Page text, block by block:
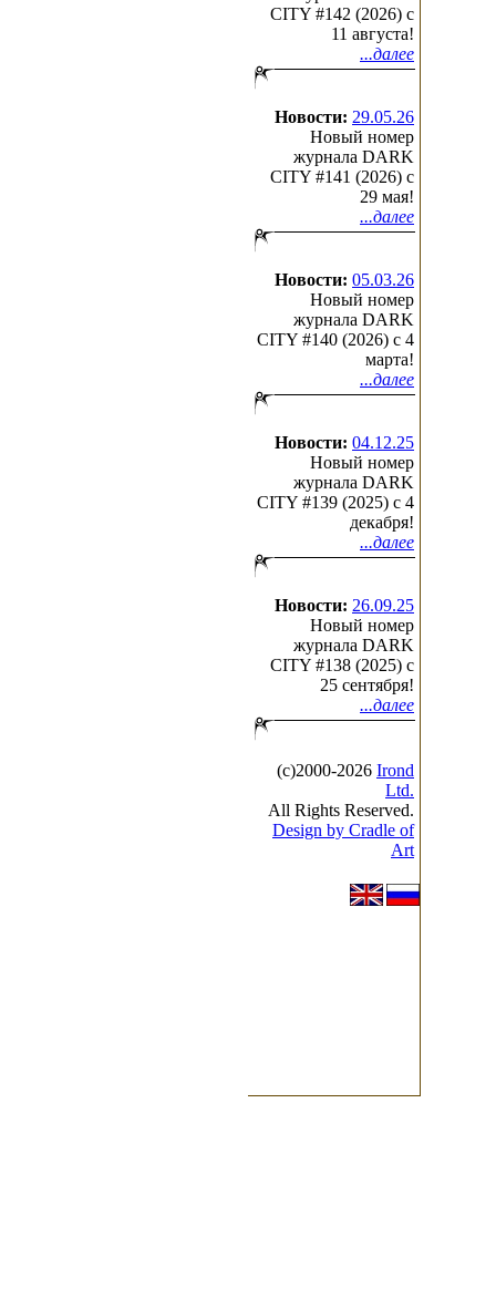
CITY #142 (2026) c
11 августа!
...далее
Новости: 29.05.26
Новый номер
журнала DARK
CITY #141 (2026) c
29 мая!
...далее
Новости: 05.03.26
Новый номер
журнала DARK
CITY #140 (2026) c 4
марта!
...далее
Новости: 04.12.25
Новый номер
журнала DARK
CITY #139 (2025) c 4
декабря!
...далее
Новости: 26.09.25
Новый номер
журнала DARK
CITY #138 (2025) c
25 сентября!
...далее
(с)2000-2026 Irond
Ltd.
All Rights Reserved.
Design by Cradle of
Art